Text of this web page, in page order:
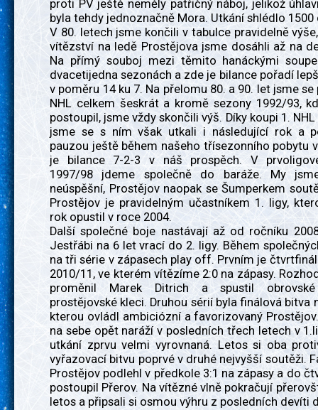
proti PV ještě neměly patřičný náboj, jelikož
byla tehdy jednoznačně Mora. Utkání shlédlo 1500
V 80. letech jsme končili v tabulce pravidelně
vítězství na ledě Prostějova jsme dosáhli až na
Na přímý souboj mezi těmito hanáckými
dvacetijedna sezonách a zde je bilance pořadí
v poměru 14 ku 7. Na přelomu 80. a 90. let jsme se
NHL celkem šeskrát a kromě sezony 1992/93,
postoupil, jsme vždy skončili výš. Díky koupi 1.
jsme se s ním však utkali i následující rok a
pauzou ještě během našeho třísezonního pobytu
je bilance 7-2-3 v náš prospěch. V
1997/98 jdeme společně do baráže. My
neúspěšní, Prostějov naopak se Šumperkem
Prostějov je pravidelným učastníkem 1. ligy,
rok opustil v roce 2004.
Další společné boje nastávají až od ročníku
Jestřábi na 6 let vrací do 2. ligy. Během
na tři série v zápasech play off. Prvním je
2010/11, ve kterém vítězíme 2:0 na zápasy.
proměnil Marek Ditrich a spustil
prostějovské kleci. Druhou sérií byla finálová bitva
kterou ovládl ambiciózní a favorizovaný
na sebe opět naráží v posledních třech letech v
utkání zprvu velmi vyrovnaná. Letos si oba
vyřazovací bitvu poprvé v druhé nejvyšší soutěži.
Prostějov podlehl v předkole 3:1 na zápasy a do
postoupil Přerov. Na vítězné vlně pokračují
letos a připsali si osmou výhru z posledních devíti